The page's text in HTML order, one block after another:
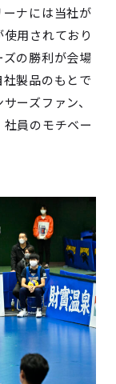
ナには当社が
用されており
の勝利が会場
製品のもとで
ーズファン、
員のモチベー